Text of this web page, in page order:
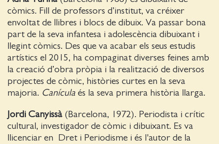
còmics. Fill de professors d’institut, va créixer
envoltat de llibres i blocs de dibuix. Va passar bona
part de la seva infantesa i adolescència dibuixant i
llegint còmics. Des que va acabar els seus estudis
artístics el 2015, ha compaginat diverses feines amb
la creació d’obra pròpia i la realització de diversos
projectes de còmic, històries curtes en la seva
majoria. Canícula és la seva primera història llarga.
Jordi Canyissà(Barcelona, 1972). Periodista i crític
cultural, investigador de còmic i dibuixant. Es va
llicenciar en Dret i Periodisme i és l'autor de la